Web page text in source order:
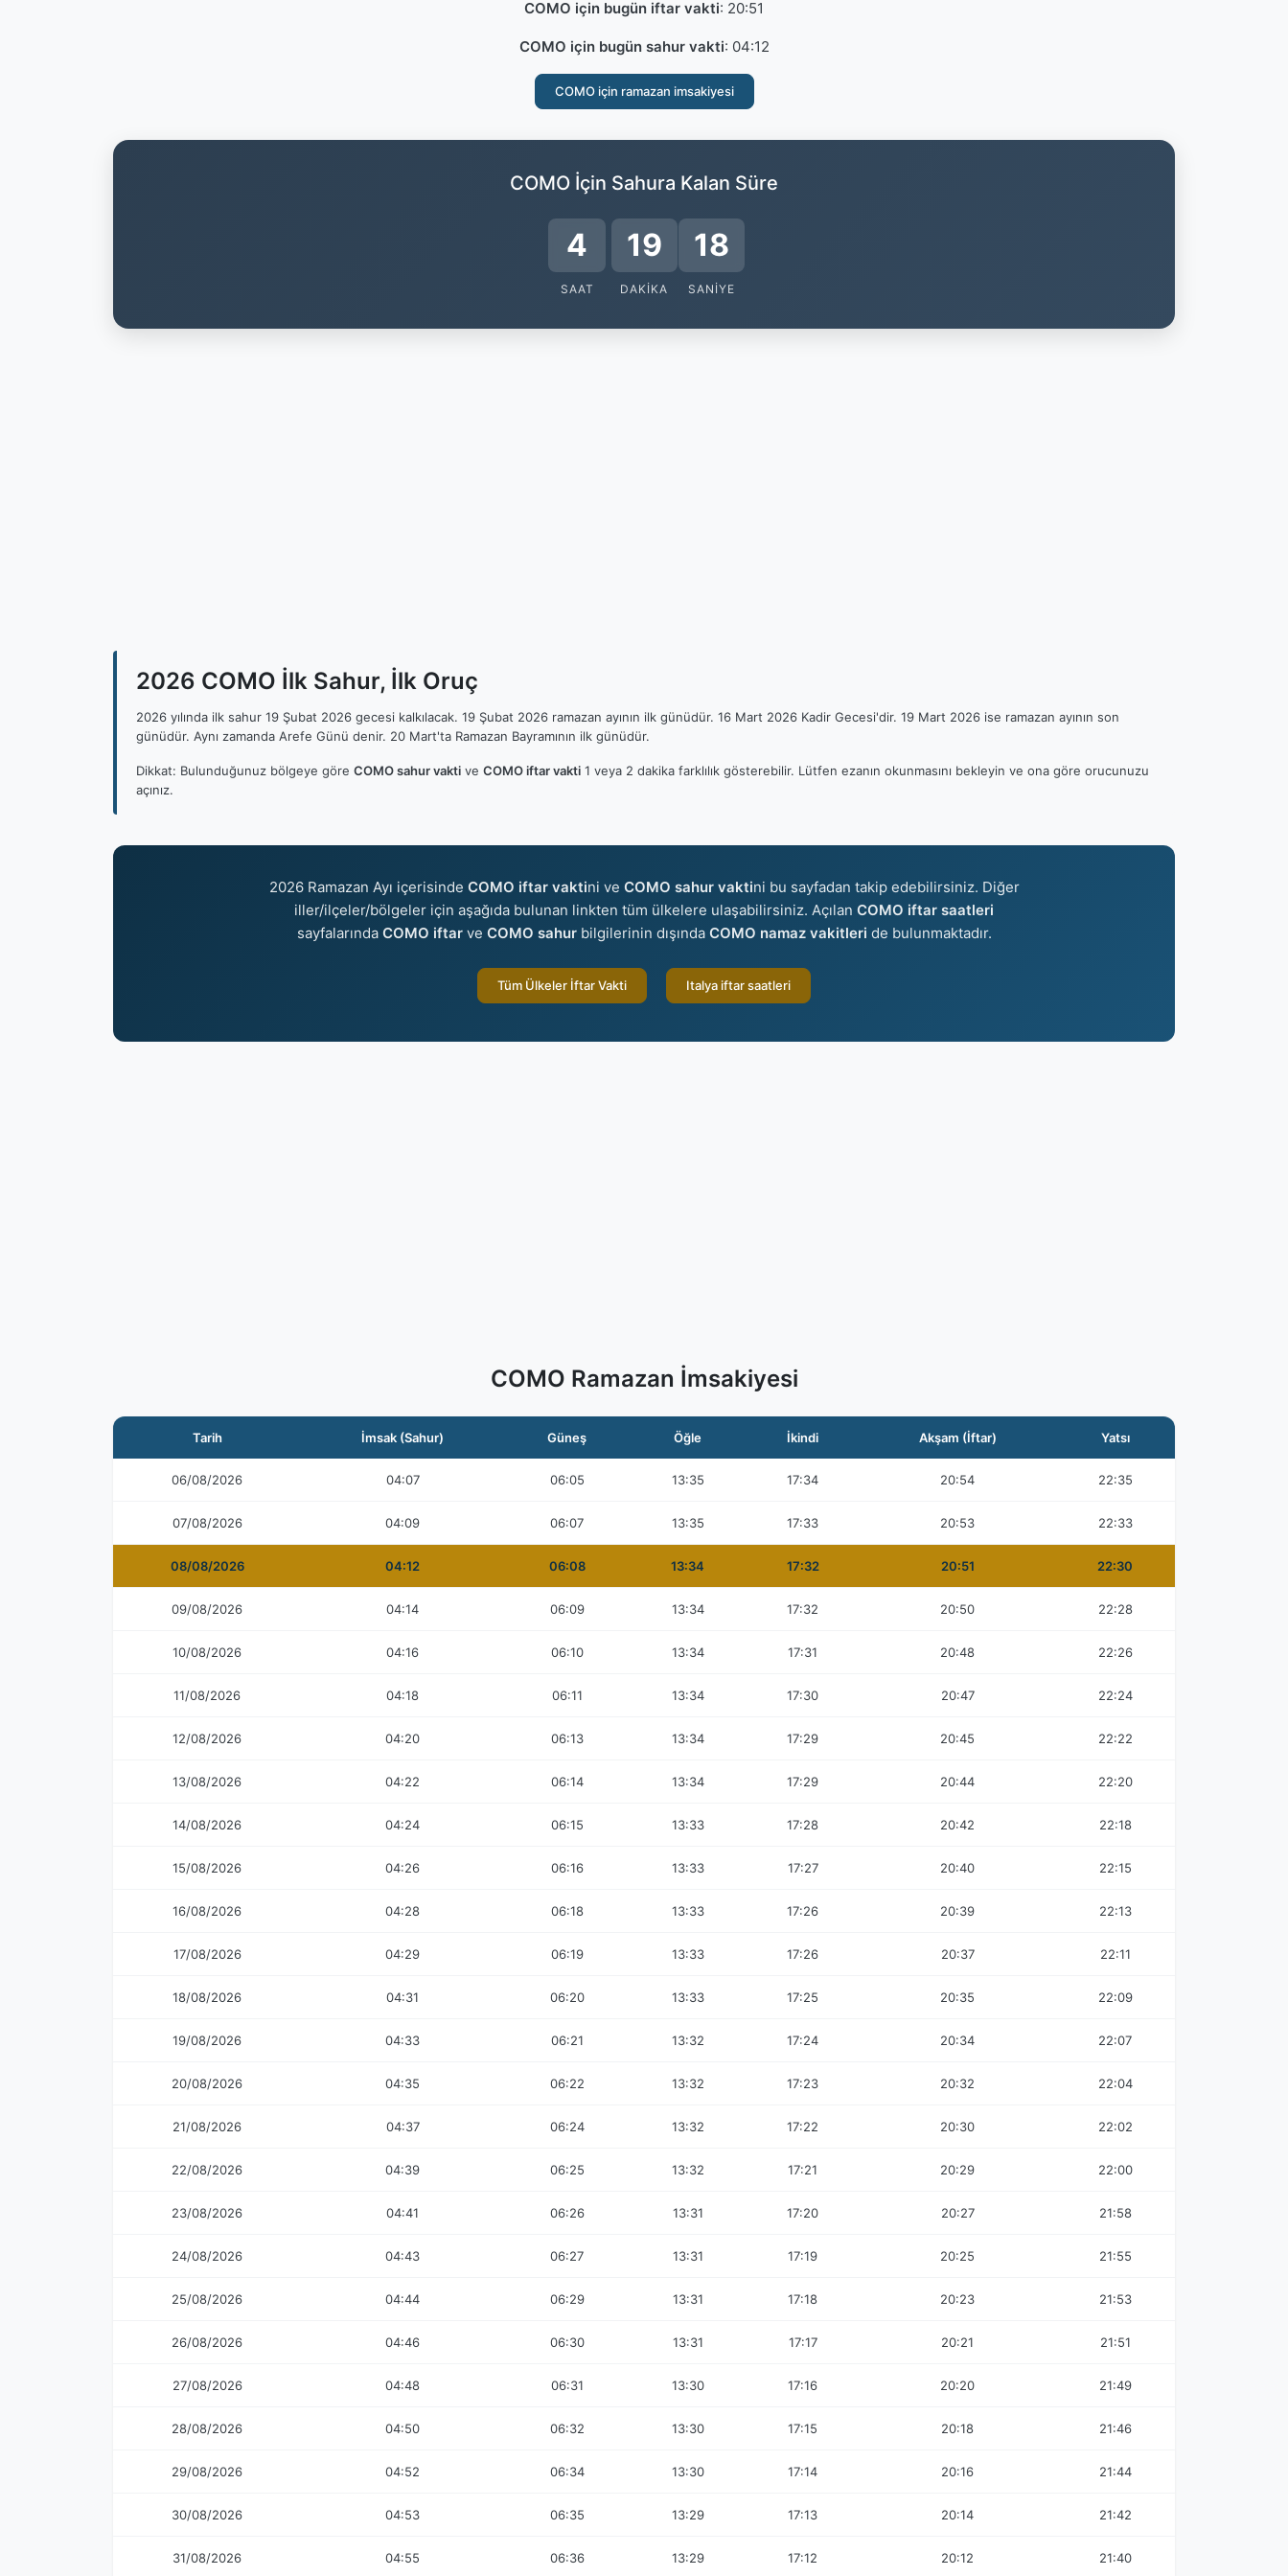
COMO için bugün iftar vakti: 20:51
COMO için bugün sahur vakti: 04:12
COMO için ramazan imsakiyesi
COMO İçin Sahura Kalan Süre
4
SAAT
19
DAKIKA
18
SANIYE
2026 COMO İlk Sahur, İlk Oruç
2026 yılında ilk sahur 19 Şubat 2026 gecesi kalkılacak. 19 Şubat 2026 ramazan ayının ilk günüdür. 16 Mart 2026 Kadir Gecesi'dir. 19 Mart 2026 ise ramazan ayının son
günüdür. Aynı zamanda Arefe Günü denir. 20 Mart'ta Ramazan Bayramının ilk günüdür.
Dikkat: Bulunduğunuz bölgeye göre COMO sahur vakti ve COMO iftar vakti 1 veya 2 dakika farklılık gösterebilir. Lütfen ezanın okunmasını bekleyin ve ona göre orucunuzu
açınız.
2026 Ramazan Ayı içerisinde COMO iftar vaktini ve COMO sahur vaktini bu sayfadan takip edebilirsiniz. Diğer
iller/ilçeler/bölgeler için aşağıda bulunan linkten tüm ülkelere ulaşabilirsiniz. Açılan COMO iftar saatleri
sayfalarında COMO iftarve COMO sahurbilgilerinin dışında COMO namaz vakitleri de bulunmaktadır.
Tüm Ülkeler İftar Vakti Italya iftar saatleri
COMO Ramazan İmsakiyesi
Tarih İmsak (Sahur) Güneş Öğle İkindi Akşam (İftar) Yatsı
06/08/2026 04:07 06:05 13:35 17:34 20:54 22:35
07/08/2026 04:09 06:07 13:35 17:33 20:53 22:33
08/08/2026 04:12 06:08 13:34 17:32 20:51 22:30
09/08/2026 04:14 06:09 13:34 17:32 20:50 22:28
10/08/2026 04:16 06:10 13:34 17:31 20:48 22:26
11/08/2026 04:18 06:11 13:34 17:30 20:47 22:24
12/08/2026 04:20 06:13 13:34 17:29 20:45 22:22
13/08/2026 04:22 06:14 13:34 17:29 20:44 22:20
14/08/2026 04:24 06:15 13:33 17:28 20:42 22:18
15/08/2026 04:26 06:16 13:33 17:27 20:40 22:15
16/08/2026 04:28 06:18 13:33 17:26 20:39 22:13
17/08/2026 04:29 06:19 13:33 17:26 20:37 22:11
18/08/2026 04:31 06:20 13:33 17:25 20:35 22:09
19/08/2026 04:33 06:21 13:32 17:24 20:34 22:07
20/08/2026 04:35 06:22 13:32 17:23 20:32 22:04
21/08/2026 04:37 06:24 13:32 17:22 20:30 22:02
22/08/2026 04:39 06:25 13:32 17:21 20:29 22:00
23/08/2026 04:41 06:26 13:31 17:20 20:27 21:58
24/08/2026 04:43 06:27 13:31 17:19 20:25 21:55
25/08/2026 04:44 06:29 13:31 17:18 20:23 21:53
26/08/2026 04:46 06:30 13:31 17:17 20:21 21:51
27/08/2026 04:48 06:31 13:30 17:16 20:20 21:49
28/08/2026 04:50 06:32 13:30 17:15 20:18 21:46
29/08/2026 04:52 06:34 13:30 17:14 20:16 21:44
30/08/2026 04:53 06:35 13:29 17:13 20:14 21:42
31/08/2026 04:55 06:36 13:29 17:12 20:12 21:40